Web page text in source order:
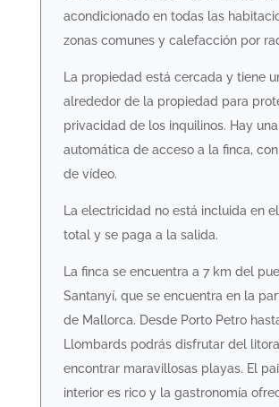
acondicionado en todas las
zonas comunes y calefacción por
La propiedad está cercada y tiene
alrededor de la propiedad para
privacidad de los inquilinos. Hay
automática de acceso a la finca,
de vídeo.
La electricidad no está incluida en
total y se paga a la salida.
La finca se encuentra a 7 km del
Santanyí, que se encuentra en la
de Mallorca. Desde Porto Petro
Llombards podrás disfrutar del
encontrar maravillosas playas. El
interior es rico y la gastronomía